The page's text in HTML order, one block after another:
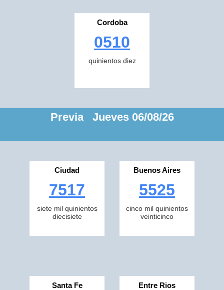
Cordoba
0510
quinientos diez
Previa Jueves 06/08/26
Ciudad
7517
siete mil quinientos
diecisiete
Buenos Aires
5525
cinco mil quinientos
veinticinco
Santa Fe Entre Rios